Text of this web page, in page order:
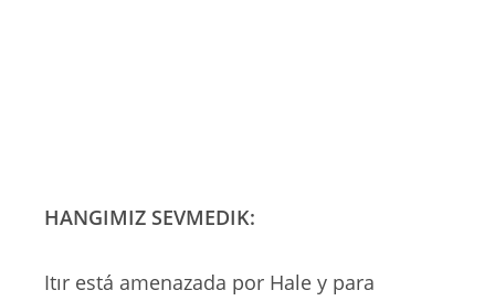
HANGIMIZ SEVMEDIK:
Itır está amenazada por Hale y para